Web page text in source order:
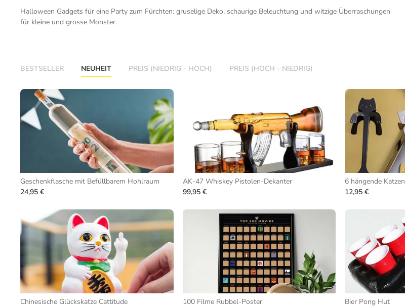
Halloween Gadgets für eine Party zum Fürchten: gruselige Deko, schaurige Beleuchtung und witzige Überraschungen
für kleine und grosse Monster.
BESTSELLER NEUHEIT PREIS (NIEDRIG - HOCH) PREIS (HOCH - NIEDRIG)
Geschenkflasche mit Befüllbarem Hohlraum
24,95 €
AK-47 Whiskey Pistolen-Dekanter
99,95 €
6 hängende
12,95 €
Chinesische Glückskatze Cattitude
100 Filme Rubbel-Poster
Bier Pong Hut